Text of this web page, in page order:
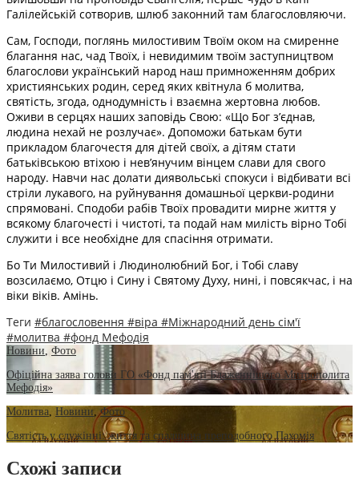
Галілейській сотворив, шлюб законний там благословляючи.
Сам, Господи, поглянь милостивим Твоїм оком на смиренне
благання нас, чад Твоїх, і невидимим твоїм заступництвом
благослови український народ наш примноженням добрих
християнських родин, серед яких квітнула б молитва,
святість, згода, однодумність і взаємна жертовна любов.
Оживи в серцях наших заповідь Свою: «Що Бог з’єднав,
людина нехай не розлучає». Допоможи батькам бути
прикладом благочестя для дітей своїх, а дітям стати
батьківською втіхою і нев’янучим вінцем слави для свого
народу. Навчи нас долати диявольські спокуси і відбивати всі
стріли лукавого, на руйнування домашньої церкви-родини
спрямовані. Сподоби рабів Твоїх провадити мирне життя у
всякому благочесті і чистоті, та подай нам милість вірно Тобі
служити і все необхідне для спасіння отримати.
Бо Ти Милостивий і Людинолюбний Бог, і Тобі славу
возсилаємо, Отцю і Сину і Святому Духу, нині, і повсякчас, і на
віки віків. Амінь.
Теги #благословення #віра #Міжнародний день сім'ї
#молитва #фонд Мефодія
Новини Фото
Офіційна заява голови ГО «Фонд пам'яті Блаженнішого Митрополита
Мефодія»
Молитва Новини ,Фото
Святість у служінні: життя та спадщина преподобного Пахомія
Схожі записи